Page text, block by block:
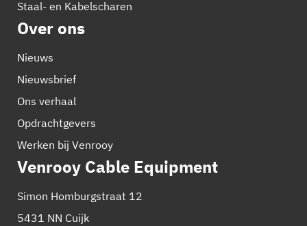
Staal- en Kabelscharen
Over ons
Nieuws
Nieuwsbrief
Ons verhaal
Opdrachtgevers
Werken bij Venrooy
Venrooy Cable Equipment
Simon Homburgstraat 12
5431 NN Cuijk